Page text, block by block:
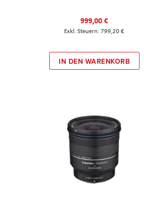
999,00 €
799,20 €
IN DEN WARENKORB